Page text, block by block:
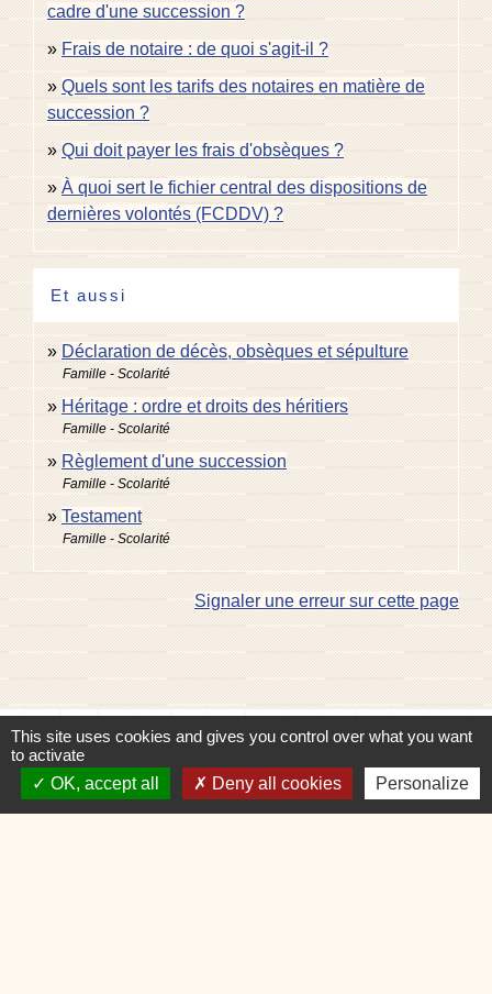
cadre d'une succession ?
Frais de notaire : de quoi s'agit-il ?
Quels sont les tarifs des notaires en matière de
succession ?
Qui doit payer les frais d'obsèques ?
À quoi sert le fichier central des dispositions de
dernières volontés (FCDDV) ?
Et aussi
Déclaration de décès, obsèques et sépulture
Famille - Scolarité
Héritage : ordre et droits des héritiers
Famille - Scolarité
Règlement d'une succession
Famille - Scolarité
Testament
Famille - Scolarité
Signaler une erreur sur cette page
Contacts
Commune de Charvonnex
585, route du Chef-Lieu
74370 Charvonnex - FRANCE
This site uses cookies and gives you control over what you want
to activate
OK, accept all
Deny all cookies Personalize